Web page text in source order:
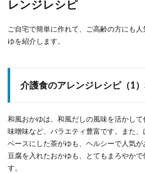
レンジレシピ
ご自宅で簡単に作れて、ご高齢の方にも
ゆを紹介します。
介護食のアレンジレシピ（1
和風おかゆは、和風だしの風味を活かし
味噌味など、バラエティ豊富です。また
ベースにした茶がゆも、ヘルシーで人気が
豆腐を入れたおかゆも、とてもまろやかで
す。